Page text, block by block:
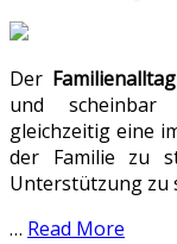
Der Familienalltag
und
gleichzeitig eine
der Familie zu
Unterstützung zu
… Read More